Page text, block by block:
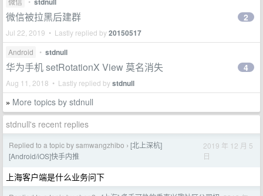
微信被拉黑后建群
Jul 22, 2019 • Lastly replied by20150517
2
Android • stdnull
华为手机 setRotationX View 莫名消失
Aug 11, 2018 • Lastly replied bystdnull
4
» More topics by stdnull
stdnull's recent replies
Replied to a topic by samwangzhibo › [北上深杭]
[Android/iOS]快手内推
2019 年 12 月 5
日
上海客户端是什么业务问下